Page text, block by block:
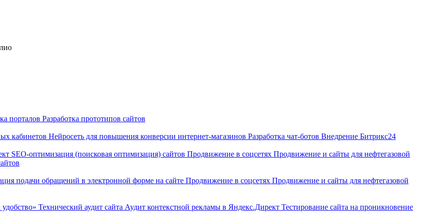
порталов Разработка прототипов сайтов
кабинетов Нейросеть для повышения конверсии интернет-магазинов Разработка чат‑ботов Внедрение Битрикс24
SEO-оптимизация (поисковая оптимизация) сайтов Продвижение в соцсетях Продвижение и сайты для нефтегазовой
подачи обращений в электронной форме на сайте Продвижение в соцсетях Продвижение и сайты для нефтегазовой
Технический аудит сайта Аудит контекстной рекламы в Яндекс.Директ Тестирование сайта на проникновение